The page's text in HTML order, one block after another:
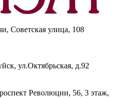
Советская улица, 108
ул.Октябрьская, д.92
Революции, 56, 3 этаж,